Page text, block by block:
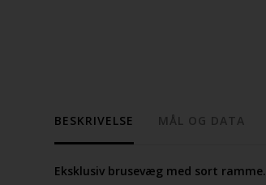
BESKRIVELSE MÅL OG DATA
Eksklusiv brusevæg med sort ramme.